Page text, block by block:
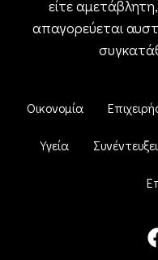
είτε
απαγορεύεται
Οικονομία
Υγεία